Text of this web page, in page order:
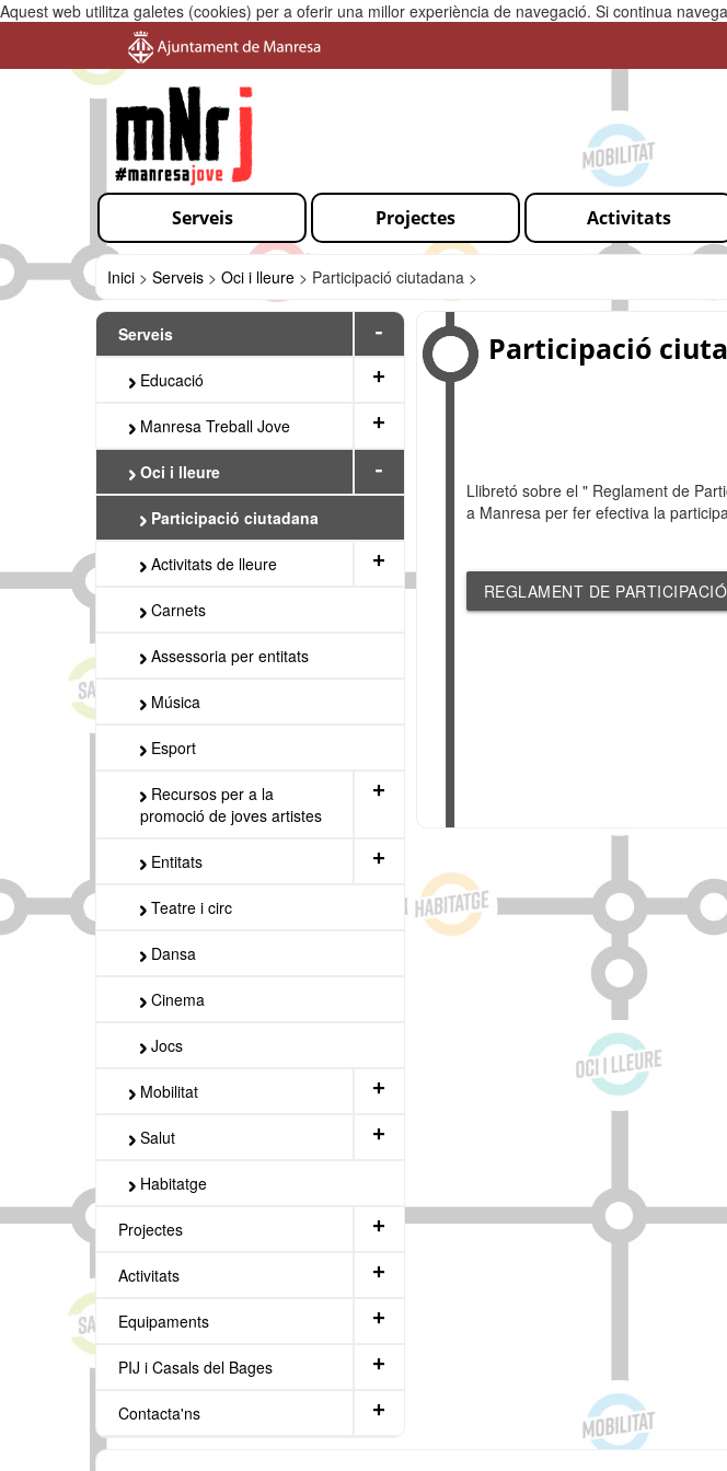
Aquest web utilitza galetes (cookies) per a oferir una millor experiència de navegació. Si continua
Serveis Projectes Activitats
Inici > Serveis > Oci i lleure > Participació ciutadana >
Serveis -
Educació +
Manresa Treball Jove +
Oci i lleure -
Participació ciutadana
Activitats de lleure +
Carnets
Assessoria per entitats
Música
Esport
Recursos per a la
promoció de joves artistes
+
Entitats +
Teatre i circ
Dansa
Cinema
Jocs
Mobilitat +
Salut +
Habitatge
Projectes +
Activitats +
Equipaments +
PIJ i Casals del Bages +
Contacta'ns +
Participació
Llibretó sobre el " Reglament de
a Manresa per fer efectiva la
REGLAMENT DE